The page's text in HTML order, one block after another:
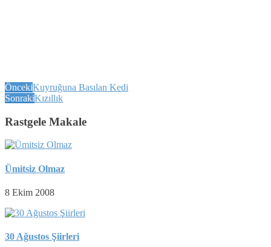
ÖncekiKuyruğuna Basılan Kedi
SonrakiKızıllık
Rastgele Makale
Ümitsiz Olmaz
8 Ekim 2008
30 Ağustos Şiirleri